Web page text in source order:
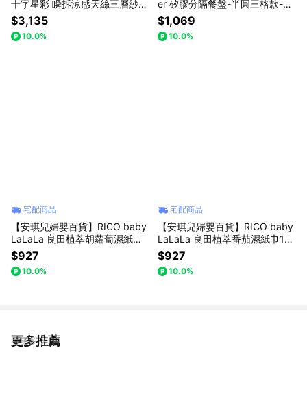
十字星彩 瞬拆涼感天絲三層紗防
踢背心(可拆替換透氣排汗網眼
布-2-7歲-粉紅
$3,135
10.0%
er 矽膠分隔餐盤-半圓三格款-綠
色
$1,069
10.0%
宅配商品
【安琪兒婦嬰百貨】RICO baby
LaLaLa 良田植萃胡蘿蔔濕紙巾1
00抽X10包/箱
$927
10.0%
宅配商品
【安琪兒婦嬰百貨】RICO baby
LaLaLa 良田植萃番茄濕紙巾10
0抽X10包/箱
$927
10.0%
更多推薦
看更多